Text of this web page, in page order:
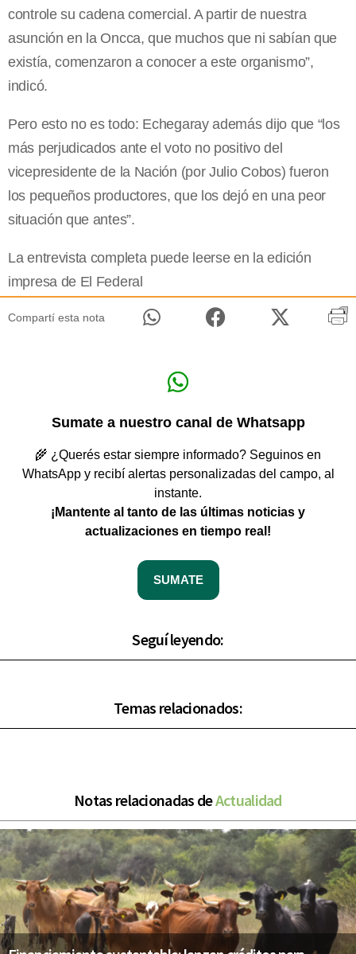
controle su cadena comercial. A partir de nuestra
asunción en la Oncca, que muchos que ni sabían que
existía, comenzaron a conocer a este organismo”,
indicó.
Pero esto no es todo: Echegaray además dijo que “los
más perjudicados ante el voto no positivo del
vicepresidente de la Nación (por Julio Cobos) fueron
los pequeños productores, que los dejó en una peor
situación que antes”.
La entrevista completa puede leerse en la edición
impresa de El Federal
Compartí esta nota
Sumate a nuestro canal de Whatsapp
🌾 ¿Querés estar siempre informado? Seguinos en
WhatsApp y recibí alertas personalizadas del campo, al
instante.
¡Mantente al tanto de las últimas noticias y
actualizaciones en tiempo real!
SUMATE
Seguí leyendo:
Temas relacionados:
Notas relacionadas deActualidad